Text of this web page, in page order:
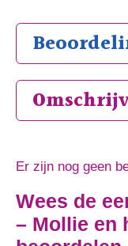
Er zijn nog geen
Wees de
– Mollie en